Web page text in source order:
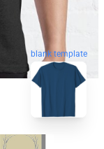
blank template